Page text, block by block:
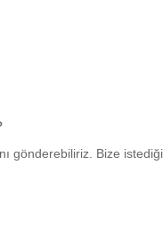
gönderebiliriz. Bize